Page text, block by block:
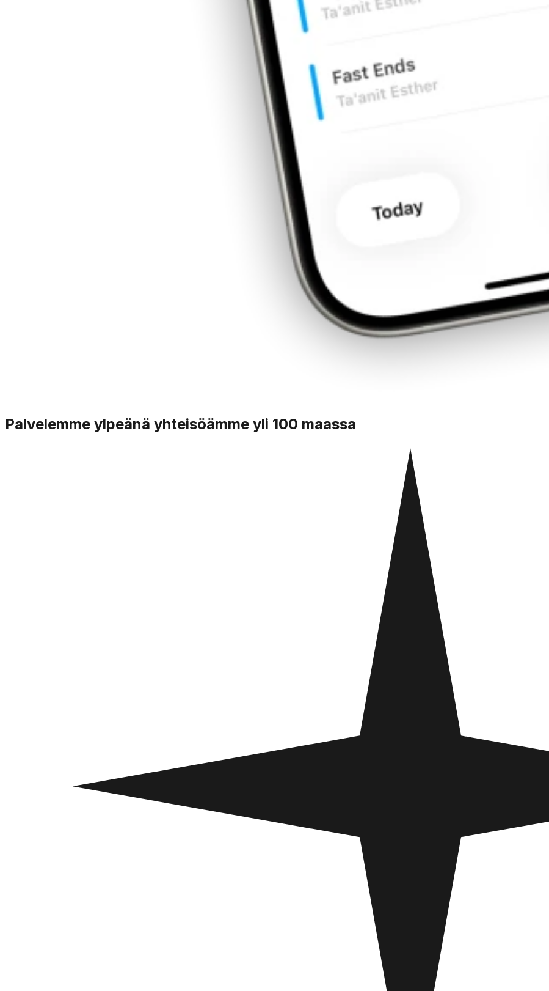
Palvelemme ylpeänä yhteisöämme yli 100 maassa